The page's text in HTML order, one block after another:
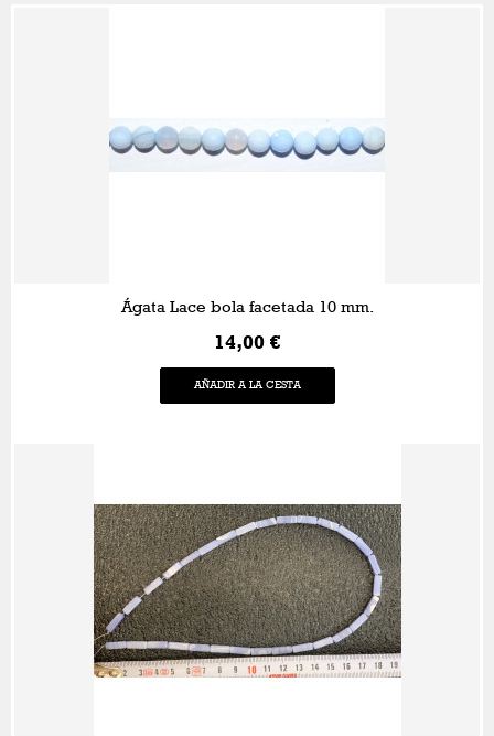
Ágata Lace bola facetada 10 mm.
14,00 €
AÑADIR A LA CESTA